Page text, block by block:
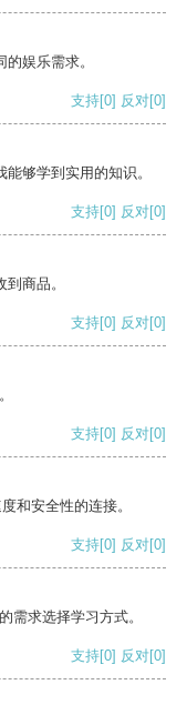
娱乐需求。
支持[0] 反对[0]
够学到实用的知识。
支持[0] 反对[0]
商品。
支持[0] 反对[0]
支持[0] 反对[0]
和安全性的连接。
支持[0] 反对[0]
需求选择学习方式。
支持[0] 反对[0]